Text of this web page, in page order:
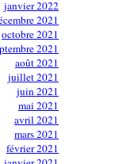
janvier 2022
2021
octobre 2021
2021
août 2021
juillet 2021
juin 2021
mai 2021
avril 2021
mars 2021
février 2021